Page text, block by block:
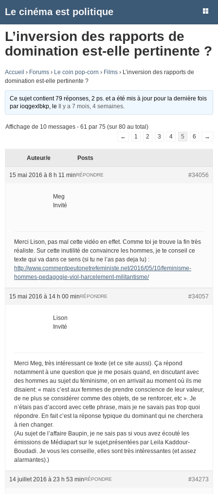
Le cinéma est politique
L’inversion des rapports de
domination est-elle pertinente ?
Accueil › Forums › Le coin pop-corn › Films › L’inversion des rapports de
domination est-elle pertinente ?
Ce sujet contient 79 réponses, 2 ps. et a été mis à jour pour la dernière fois
parioqgexlbkp , le Il y a 7 mois, 4 semaines
Affichage de 10 messages - 61 par 75 (sur 80 au total)
←
1 2 3 4 5 6 →
Auteur/e Posts
15 mai 2016 à 8 h 11 min #34056
RÉPONDRE
Meg
Invité
Merci Lison, pas mal cette vidéo en effet. Comme toi je trouve la fin très
réaliste. Sur cette inutilité de convaincre les hommes, je te conseil ce
texte qui va dans ce sens (si tu ne l’as pas deja lu) :
http://www.commentpeutonetrefeministe.net/2016/05/10/feminisme-
hommes-pedagogie-viol-harcelement-militantisme/
15 mai 2016 à 14 h 00 min #34057
RÉPONDRE
Lison
Invité
Merci Meg, très intéressant ce texte (et ce site aussi). Ça répond
notamment à une question que je me posais quand, en discutant avec
des hommes au sujet du féminisme, on en arrivait au moment où ils me
disaient: « mais c’est aux femmes de prendre conscience de leur valeur,
de ne plus se considérer comme des objets, de se renforcer, etc ». Je
n’étais pas d’accord avec cette phrase, mais je ne savais pas trop quoi
répondre. En fait c’est la réponse typique du dominant qui ne cherchera
à rien changer.
(Au sujet de l’affaire Baupin, je ne sais pas si vous avez écouté les
émissions de Médiapart sur le sujet,présentées par Leila Kaddour-
Boudadi. Je vous les conseille, elles sont très intéressantes (et assez
alarmantes).)
14 juillet 2016 à 23 h 53 min #34273
RÉPONDRE